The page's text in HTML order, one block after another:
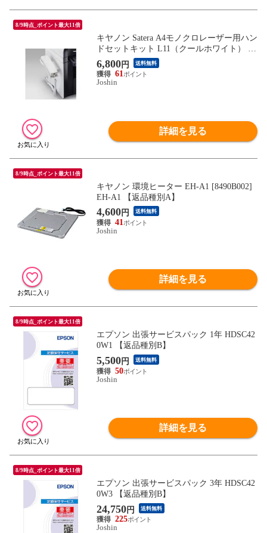
8/9時点_ポイント最大11倍
キヤノン Satera A4モノクロレーザー用ハン
ドセットキット L11（クールホワイト） H
SK-L11 【返品種別A】
6,800円 送料無料
61
Joshin
詳細を見る
8/9時点_ポイント最大11倍
キヤノン 環境ヒーター EH-A1 [8490B002]
EH-A1 【返品種別A】
4,600円 送料無料
41
Joshin
詳細を見る
8/9時点_ポイント最大11倍
エプソン 出張サービスパック 1年 HDSC42
0W1 【返品種別B】
5,500円 送料無料
50
Joshin
詳細を見る
8/9時点_ポイント最大11倍
エプソン 出張サービスパック 3年 HDSC42
0W3 【返品種別B】
24,750円 送料無料
225
Joshin